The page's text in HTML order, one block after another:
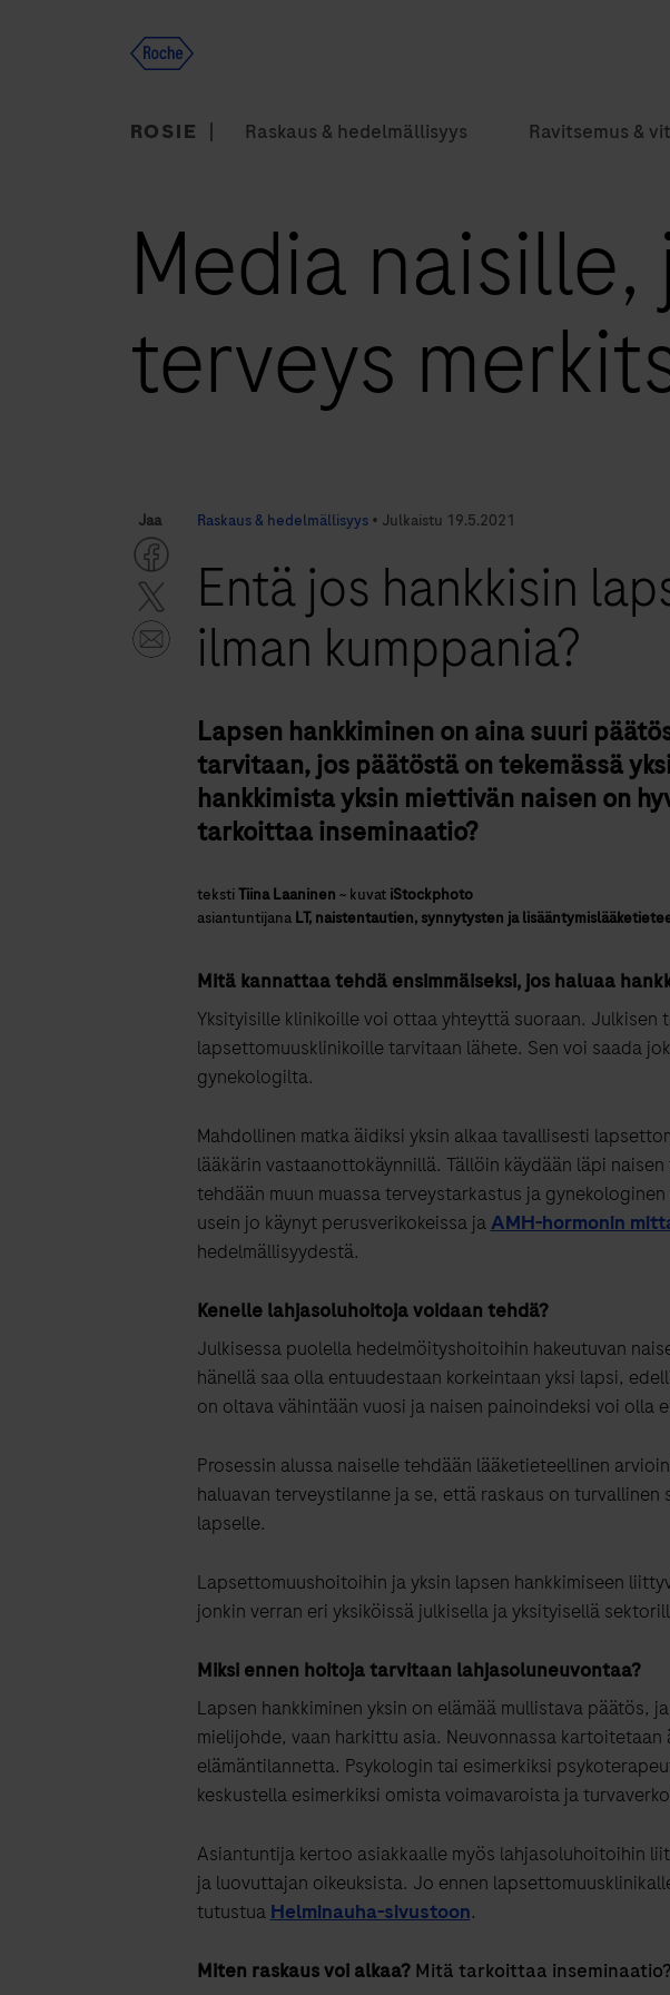
ROSIE Raskaus & hedelmällisyys Ravitsemus &
Media
terveys
Jaa Raskaus & hedelmällisyys• Julkaistu 19.5.2021
Entä jos hankkisin
ilman kumppania?
Lapsen hankkiminen on aina suuri
tarvitaan, jos päätöstä on tekemässä
hankkimista yksin miettivän naisen on
tarkoittaa inseminaatio?
tekstiTiina Laaninen ~ kuvat iStockphoto
asiantuntijana LT, naistentautien, synnytysten ja
Mitä kannattaa tehdä ensimmäiseksi, jos haluaa
Yksityisille klinikoille voi ottaa yhteyttä suoraan. Julkisen
lapsettomuusklinikoille tarvitaan lähete. Sen voi saada
gynekologilta.
Mahdollinen matka äidiksi yksin alkaa tavallisesti
lääkärin vastaanottokäynnillä. Tällöin käydään läpi
tehdään muun muassa terveystarkastus ja
usein jo käynyt perusverikokeissa jaAMH-hormonin
hedelmällisyydestä.
Kenelle lahjasoluhoitoja voidaan tehdä?
Julkisessa puolella hedelmöityshoitoihin hakeutuvan
hänellä saa olla entuudestaan korkeintaan yksi lapsi,
on oltava vähintään vuosi ja naisen painoindeksi voi olla
Prosessin alussa naiselle tehdään lääketieteellinen
haluavan terveystilanne ja se, että raskaus on
lapselle.
Lapsettomuushoitoihin ja yksin lapsen hankkimiseen
jonkin verran eri yksiköissä julkisella ja yksityisellä
Miksi ennen hoitoja tarvitaan lahjasoluneuvontaa?
Lapsen hankkiminen yksin on elämää mullistava päätös,
mielijohde, vaan harkittu asia. Neuvonnassa kartoitetaan
elämäntilannetta. Psykologin tai esimerkiksi
keskustella esimerkiksi omista voimavaroista ja
Asiantuntijakertoo asiakkaalle myös lahjasoluhoitoihin
ja luovuttajan oikeuksista. Jo ennen
tutustua Helminauha-sivustoon.
Miten raskaus voi alkaa?Mitä tarkoittaa inseminaatio?